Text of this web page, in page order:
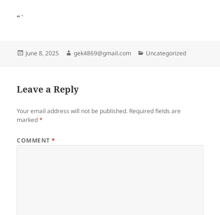
“`
Posted
June 8, 2025 Author
gek4869@gmail.com Categories
Uncategorized
Leave a Reply
Your email address will not be published. Required fields are
marked*
COMMENT*